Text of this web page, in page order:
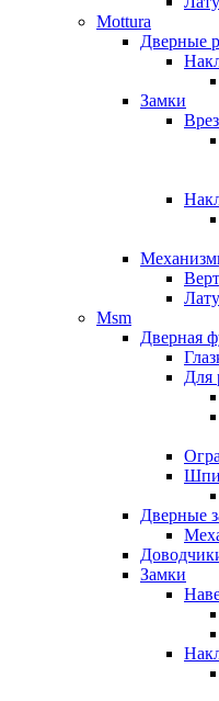
Mottura
Дверные
Замки
Msm
Дверная
Для
Дверные
Замки